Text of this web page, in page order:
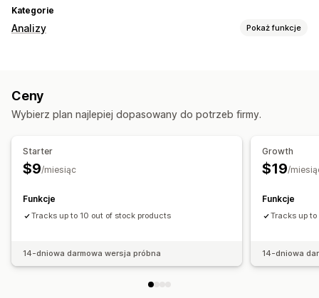
Kategorie
Analizy Pokaż funkcje
Niestandardowe raporty
Ceny
Wybierz plan najlepiej dopasowany do potrzeb firmy.
Starter
$9/miesiąc
Funkcje
Tracks up to 10 out of stock products
14-dniowa darmowa wersja próbna
Growth
$19/
Funkcje
Tracks up
14-dniowa